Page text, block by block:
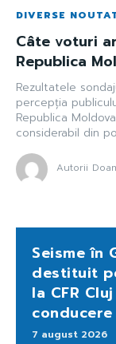
DIVERSE
Câte voturi
Republica
Rezultatele
percepția
Republica
considerabil din
Autorii
Seisme în
destituit
la CFR
conducere
7 august 2026